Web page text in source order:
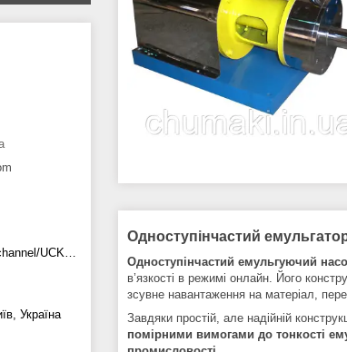
Одноступінчастий
Одноступінчастий емульгуючий
в’язкості в режимі онлайн. Його
зсувне навантаження на матеріал,
Завдяки простій, але надійній
помірними вимогами до тонкості
Україна